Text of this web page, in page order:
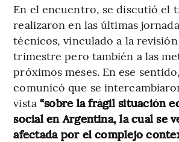
En el encuentro, se discutió el
realizaron en las últimas
técnicos, vinculado a la
trimestre pero también a las
próximos meses. En ese
comunicó que se
vista “sobre la frágil situación
social en Argentina, la cual se
afectada por el complejo